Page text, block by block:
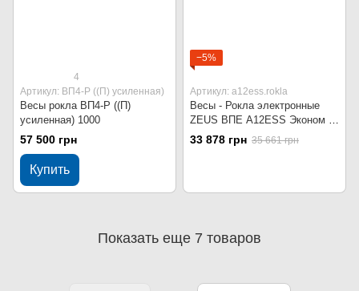
4
Артикул: ВП4-Р ((П) усиленная)
Весы рокла ВП4-Р ((П)
усиленная) 1000
57 500 грн
Купить
−5%
Артикул: a12ess.rokla
Весы - Рокла электронные
ZEUS ВПЕ A12ESS Эконом -
500 кг
33 878 грн 35 661 грн
Показать еще 7 товаров